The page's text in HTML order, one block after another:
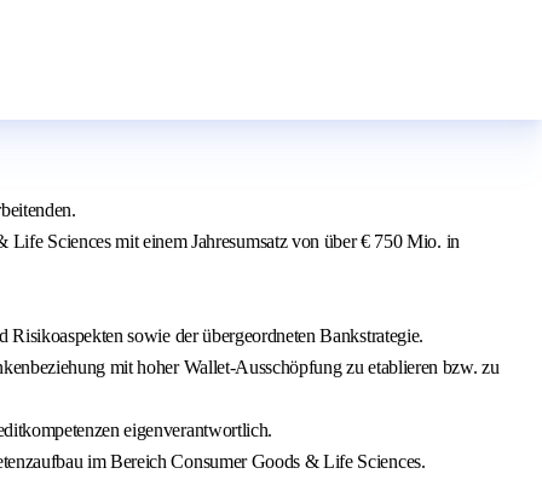
Sciences mit einem Jahresumsatz von über € 750 Mio. in
sowie der übergeordneten Bankstrategie.
mit hoher Wallet‑Ausschöpfung zu etablieren bzw. zu
eigenverantwortlich.
im Bereich Consumer Goods & Life Sciences.